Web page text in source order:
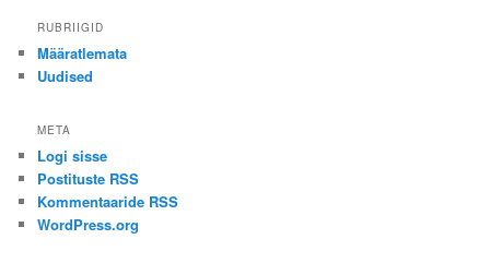
RUBRIIGID
Määratlemata
Uudised
META
Logi sisse
Postituste RSS
Kommentaaride RSS
WordPress.org